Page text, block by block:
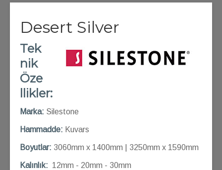
Desert Silver
Tek
nik
Öze
llikler:
Marka: Silestone
Hammadde: Kuvars
Boyutlar: 3060mm x 1400mm | 3250mm x 1590mm
Kalınlık: 12mm - 20mm - 30mm